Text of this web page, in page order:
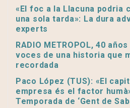
«El foc a la Llacuna podria
una sola tarda»: La dura
experts
RADIO METROPOL, 40
voces de una historia que
recordada
Paco López (TUS): «El
empresa és el factor
Temporada de ‘Gent de